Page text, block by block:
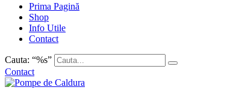
Prima Pagină
Shop
Info Utile
Contact
Cauta: “%s”
Contact